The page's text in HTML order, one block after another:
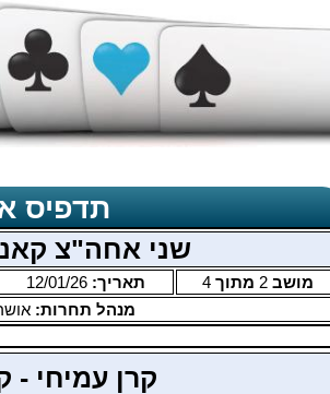
תדפיס
שני אחה"צ
מושב 2 מתוך 4 תאריך: 12/01/26
מנהל תחרות:
קרן עמיחי -